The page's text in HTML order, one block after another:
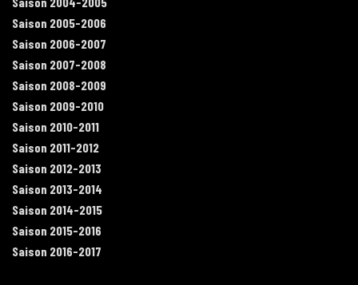
Saison 2005-2006
Saison 2006-2007
Saison 2007-2008
Saison 2008-2009
Saison 2009-2010
Saison 2010-2011
Saison 2011-2012
Saison 2012-2013
Saison 2013-2014
Saison 2014-2015
Saison 2015-2016
Saison 2016-2017